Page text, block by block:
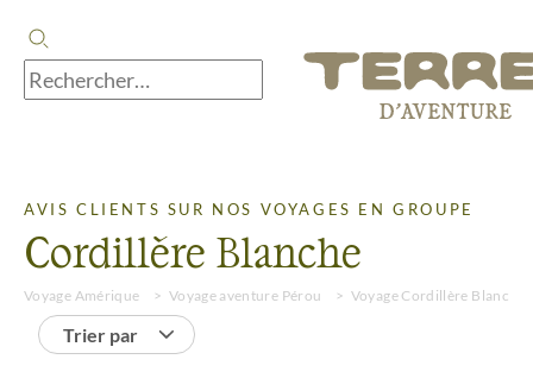
AVIS CLIENTS SUR NOS VOYAGES EN GROUPE
Cordillère Blanche
Voyage Amérique Voyage aventure Pérou Voyage Cordillère Blanche
Trier par